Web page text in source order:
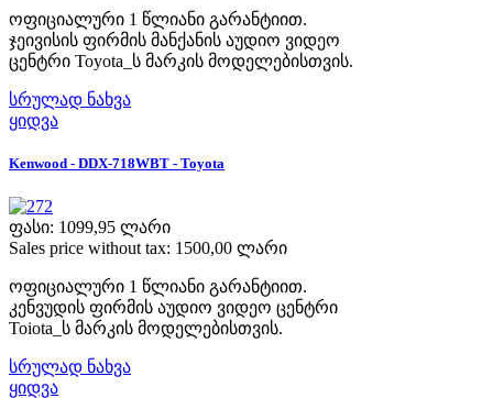
ოფიციალური 1 წლიანი გარანტიით.
ჯეივისის ფირმის მანქანის აუდიო ვიდეო
ცენტრი Toyota_ს მარკის მოდელებისთვის.
სრულად ნახვა
ყიდვა
Kenwood - DDX-718WBT - Toyota
ფასი: 1099,95 ლარი
Sales price without tax: 1500,00 ლარი
ოფიციალური 1 წლიანი გარანტიით.
კენვუდის ფირმის აუდიო ვიდეო ცენტრი
Toiota_ს მარკის მოდელებისთვის.
სრულად ნახვა
ყიდვა